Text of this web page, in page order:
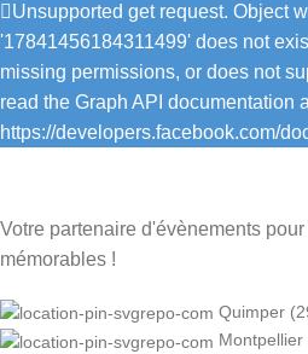
Unsupported get request. Object
'17841456184311499' does not
missing permissions, or does not
read the Graph API documentation
https://developers.facebook.com/
Votre partenaire d'évènements
mémorables !
Quimper